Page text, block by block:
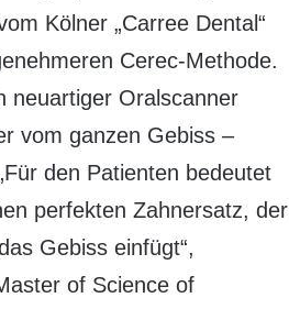
Kölner „Carree Dental“
Cerec-Methode.
neuartiger Oralscanner
vom ganzen Gebiss –
den Patienten bedeutet
perfekten Zahnersatz, der
Gebiss einfügt“,
of Science of